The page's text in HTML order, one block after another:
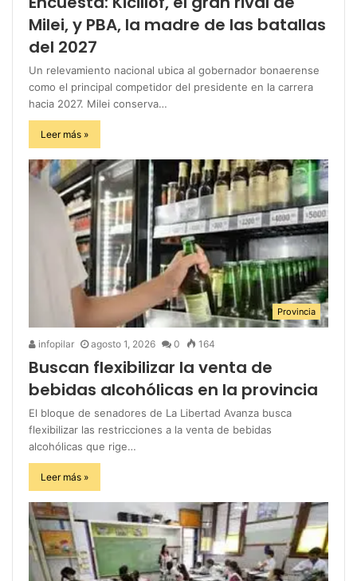
Milei, y PBA, la madre de las batallas
del 2027
Un relevamiento nacional ubica al gobernador bonaerense
como el principal competidor del presidente en la carrera
hacia 2027. Milei conserva…
Leer más »
Provincia
infopilar agosto 1, 2026 0 164
Buscan flexibilizar la venta de
bebidas alcohólicas en la provincia
El bloque de senadores de La Libertad Avanza busca
flexibilizar las restricciones a la venta de bebidas
alcohólicas que rige…
Leer más »